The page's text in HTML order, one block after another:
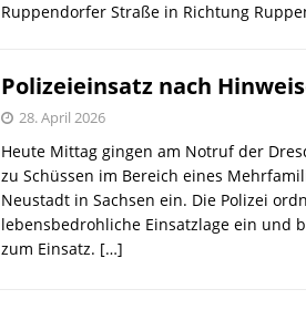
Ruppendorfer Straße in Richtung
Polizeieinsatz nach
28. April 2026
Heute Mittag gingen am Notruf der
zu Schüssen im Bereich eines
Neustadt in Sachsen ein. Die Polizei
lebensbedrohliche Einsatzlage ein und
zum Einsatz. […]